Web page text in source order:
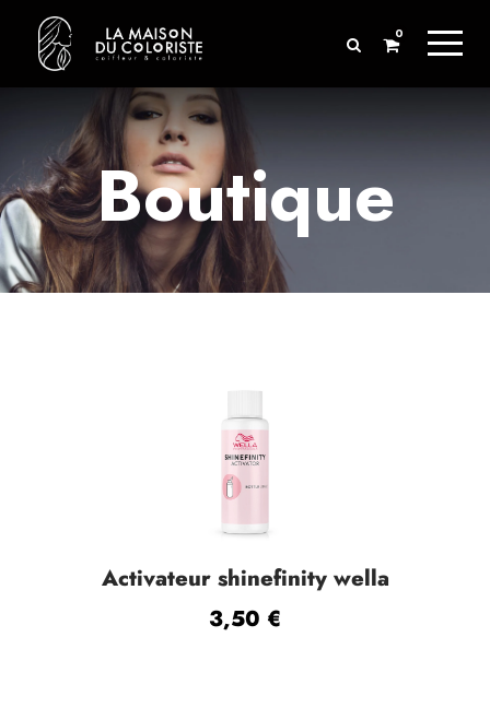
0
Boutique
Activateur shinefinity wella
3,50 €